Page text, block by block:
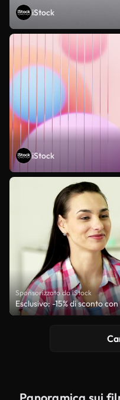
iStock
iStock
Sponsorizzato da iStock
Esclusivo: -15% di sconto